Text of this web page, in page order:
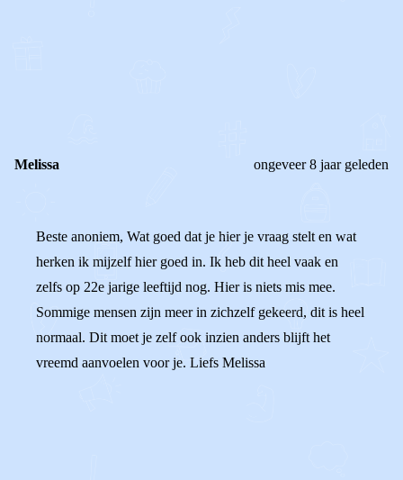
Melissa ongeveer 8 jaar geleden
Beste anoniem, Wat goed dat je hier je vraag stelt en wat
herken ik mijzelf hier goed in. Ik heb dit heel vaak en
zelfs op 22e jarige leeftijd nog. Hier is niets mis mee.
Sommige mensen zijn meer in zichzelf gekeerd, dit is heel
normaal. Dit moet je zelf ook inzien anders blijft het
vreemd aanvoelen voor je. Liefs Melissa